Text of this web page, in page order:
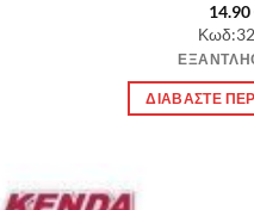
14.90
ΔΙΑΒΆΣΤΕ